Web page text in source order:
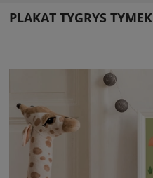
PLAKAT TYGRYS TYMEK